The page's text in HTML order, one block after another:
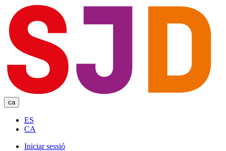
main
content
ca
ES
CA
Iniciar sessió